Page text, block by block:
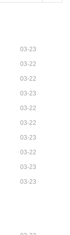
03-23
03-22
03-22
03-23
03-22
03-22
03-23
03-22
03-23
03-23